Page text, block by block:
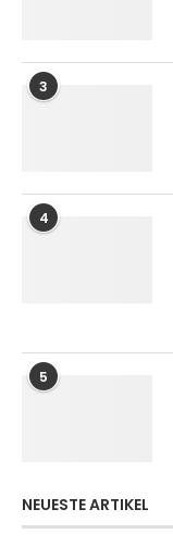
3
4
5
NEUESTE ARTIKEL